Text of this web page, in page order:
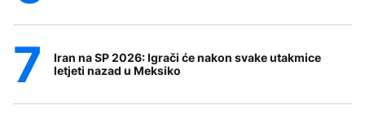
Iran na SP 2026: Igrači će nakon svake utakmice
letjeti nazad u Meksiko